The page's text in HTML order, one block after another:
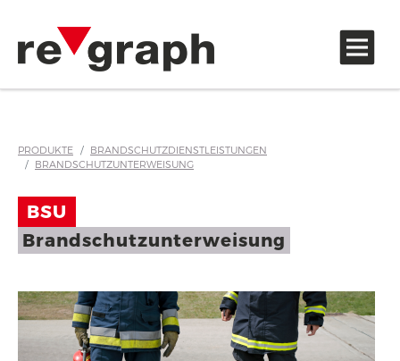
Zubehör und Hinweisaufkleber
PRODUKTE
BRANDSCHUTZDIENSTLEISTUNGEN
BRANDSCHUTZUNTERWEISUNG
BSU
Brandschutzunterweisung